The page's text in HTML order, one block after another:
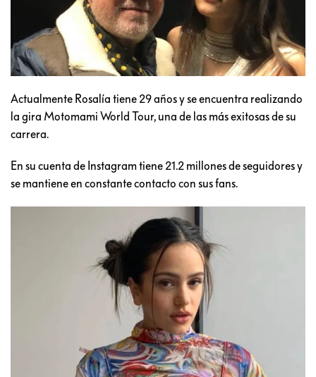
Actualmente Rosalía tiene 29 años y se encuentra realizando
la gira Motomami World Tour, una de las más exitosas de su
carrera.
En su cuenta de Instagram tiene 21.2 millones de seguidores y
se mantiene en constante contacto con sus fans.